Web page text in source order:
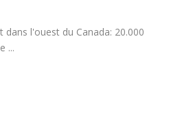
dans l'ouest du Canada: 20.000
...